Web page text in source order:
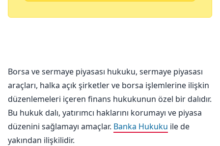
Borsa ve sermaye piyasası hukuku, sermaye piyasası
araçları, halka açık şirketler ve borsa işlemlerine ilişkin
düzenlemeleri içeren finans hukukunun özel bir dalıdır.
Bu hukuk dalı, yatırımcı haklarını korumayı ve piyasa
düzenini sağlamayı amaçlar. Banka Hukuku ile de
yakından ilişkilidir.